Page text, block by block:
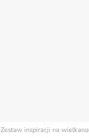
Zestaw inspiracji na